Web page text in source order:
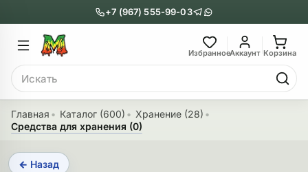
+7 (967) 555-99-03
ИзбранноеАккаунт Корзина
Поиск
Главное меню
Бонги
Главное
Трубки
Главная Каталог (600)
Хранение (28)
Средства для хранения (0)
← Назад